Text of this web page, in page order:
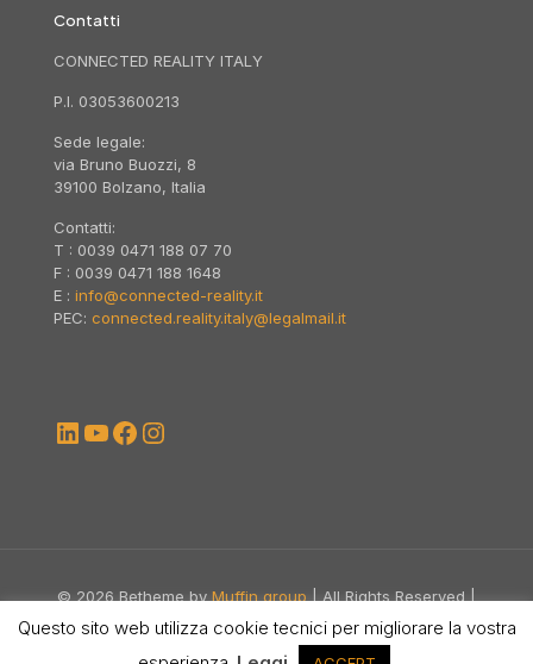
Contatti
CONNECTED REALITY ITALY
P.I. 03053600213
Sede legale:
via Bruno Buozzi, 8
39100 Bolzano, Italia
Contatti:
T : 0039 0471 188 07 70
F : 0039 0471 188 1648
E : info@connected-reality.it
PEC: connected.reality.italy@legalmail.it
LinkedIn
YouTube
Facebook
Instagram
© 2026 Betheme by Muffin group | All Rights Reserved |
Powered by WordPress
Questo sito web utilizza cookie tecnici per migliorare la vostra